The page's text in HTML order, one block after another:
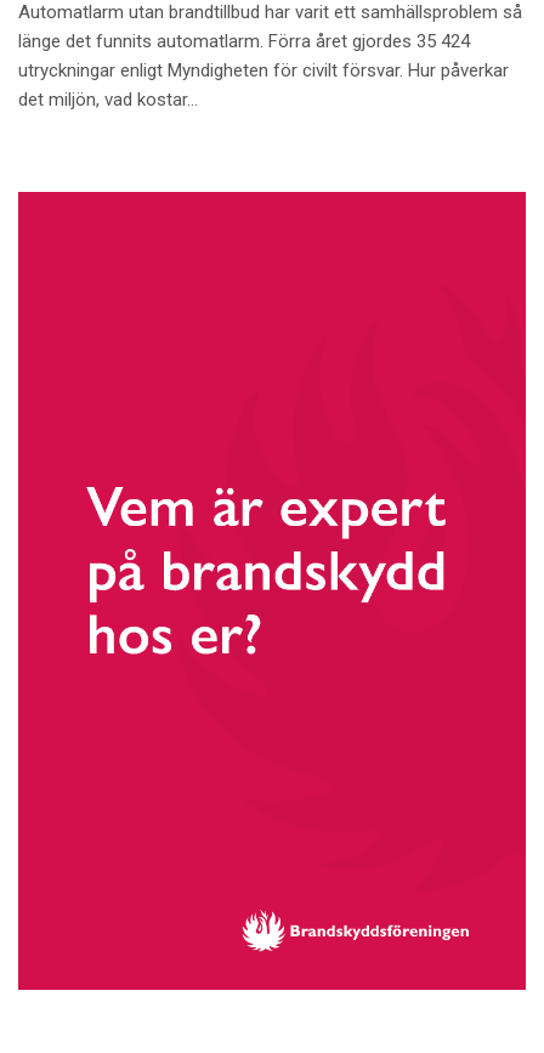
Automatlarm utan brandtillbud har varit ett samhällsproblem så
länge det funnits automatlarm. Förra året gjordes 35 424
utryckningar enligt Myndigheten för civilt försvar. Hur påverkar
det miljön, vad kostar...